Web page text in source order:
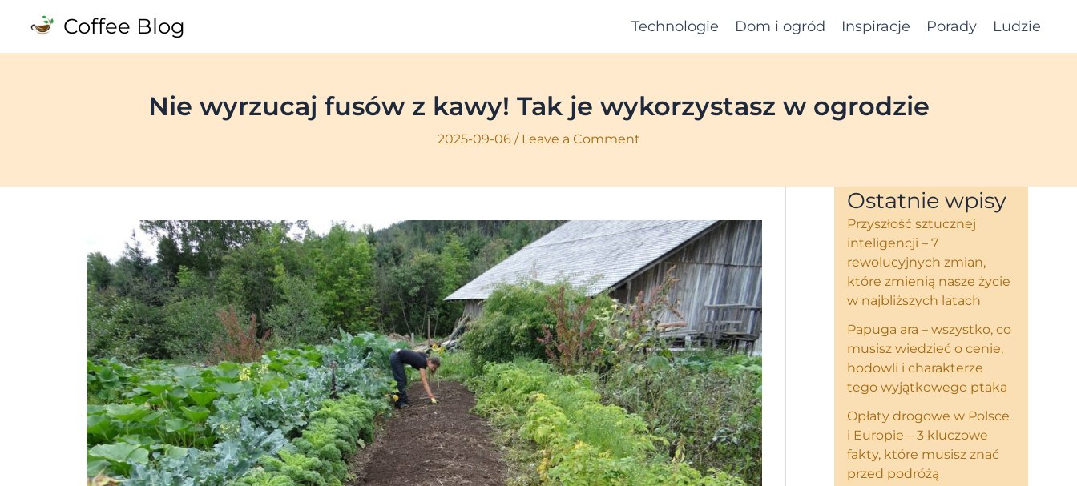
content
Coffee Blog Technologie Dom i ogród Inspiracje Porady Ludzie
Nie wyrzucaj fusów z kawy! Tak je wykorzystasz w ogrodzie
2025-09-06 / Leave a Comment
Ostatnie wpisy
Przyszłość sztucznej
inteligencji – 7
rewolucyjnych zmian,
które zmienią nasze życie
w najbliższych latach
Papuga ara – wszystko, co
musisz wiedzieć o cenie,
hodowli i charakterze
tego wyjątkowego ptaka
Opłaty drogowe w Polsce
i Europie – 3 kluczowe
fakty, które musisz znać
przed podróżą